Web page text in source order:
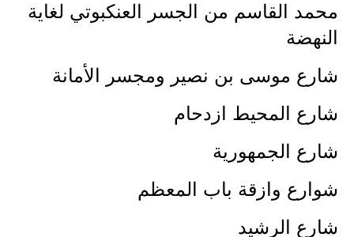
المرحلة الابتدائية
المرحلة المتوسطة
محمد القاسم من الجسر العنكبوتي لغاية
النهضة
شارع موسى بن نصير ومجسر الأمانة
شارع المحيط ازدحام
شارع الجمهورية
شوارع وازقة باب المعظم
شارع الرشيد